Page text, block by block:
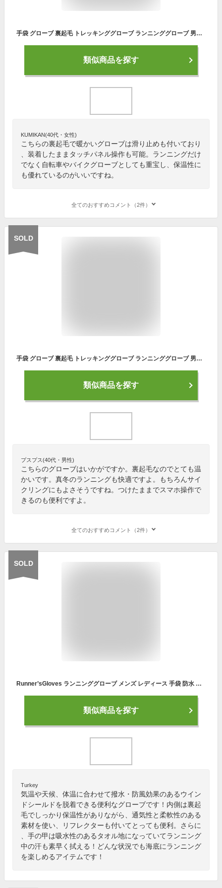
手袋 グローブ 裏起毛 トレッキンググローブ ランニンググローブ 男女兼用 防寒手袋 保温 タッチパネル対応 滑り防止 登山グローブ アウトドア 秋冬 メンズ レディース スマホ操作可能 バイクグローブ 自転車
類似商品を探す
KUMIKAN(40代・女性)
こちらの裏起毛で暖かいグローブは滑り止めも付いており
、装着したままタッチパネル操作も可能。ランニングだけ
でなく自転車やバイクグローブとしても重宝し、保温性に
も優れているのがいいですね。
全てのおすすめコメント（2件）
SOLD
手袋 グローブ 裏起毛 トレッキンググローブ ランニンググローブ 男女兼用 防寒手袋 保温 タッチパネル対応 滑り防止 登山グローブ アウトドア 秋冬 メンズ レディース スマホ操作可能 バイクグローブ 自転車
類似商品を探す
プスプス(40代・男性)
こちらのグローブはいかがですか。裏起毛なのでとても温
かいです。真冬のランニングも快適ですよ。もちろんサイ
クリングにもよさそうですね。つけたままでスマホ操作で
きるのも便利ですよ。
全てのおすすめコメント（2件）
SOLD
Runner’sGloves ランニンググローブ メンズ レディース 手袋 防水 防寒 反射 通気性 滑り止め(ブラック, L)
類似商品を探す
Turkey
気温や天候、体温に合わせて撥水・防風効果のあるウイン
ドシールドを脱着できる便利なグローブです！内側は裏起
毛でしっかり保温性がありながら、通気性と柔軟性のある
素材を使い、リフレクターも付いてとっても便利。さらに
、手の甲は吸水性のあるタオル地になっていてランニング
中の汗も素早く拭える！どんな状況でも海底にランニング
を楽しめるアイテムです！